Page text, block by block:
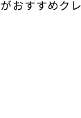
がおすすめク